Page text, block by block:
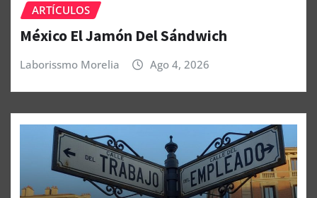
ARTÍCULOS
México El Jamón Del Sándwich
Laborissmo Morelia Ago 4, 2026